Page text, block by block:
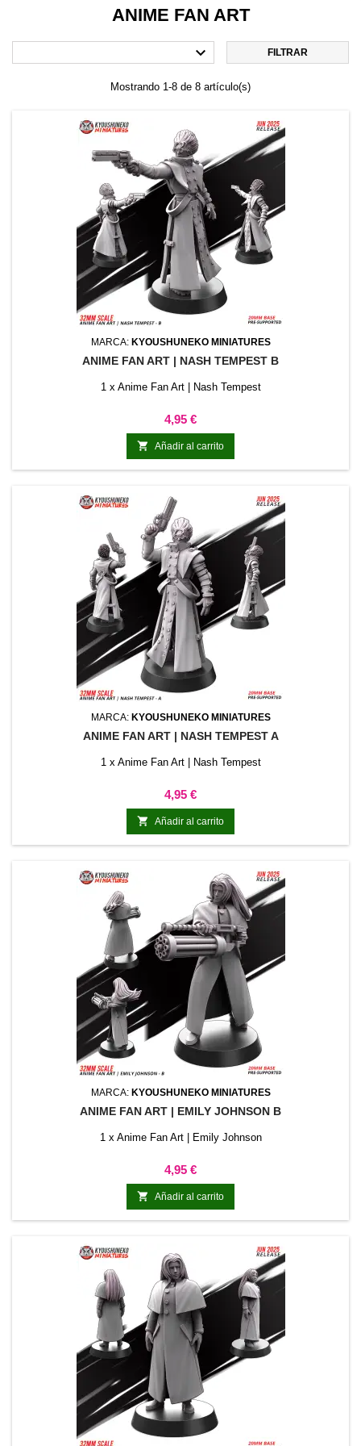
ANIME FAN ART
 FILTRAR
Mostrando 1-8 de 8 artículo(s)
MARCA: KYOUSHUNEKO MINIATURES
ANIME FAN ART | NASH TEMPEST B
1 x Anime Fan Art | Nash Tempest
Precio
4,95 €
 Añadir al carrito
MARCA: KYOUSHUNEKO MINIATURES
ANIME FAN ART | NASH TEMPEST A
1 x Anime Fan Art | Nash Tempest
Precio
4,95 €
 Añadir al carrito
MARCA: KYOUSHUNEKO MINIATURES
ANIME FAN ART | EMILY JOHNSON B
1 x Anime Fan Art | Emily Johnson
Precio
4,95 €
 Añadir al carrito